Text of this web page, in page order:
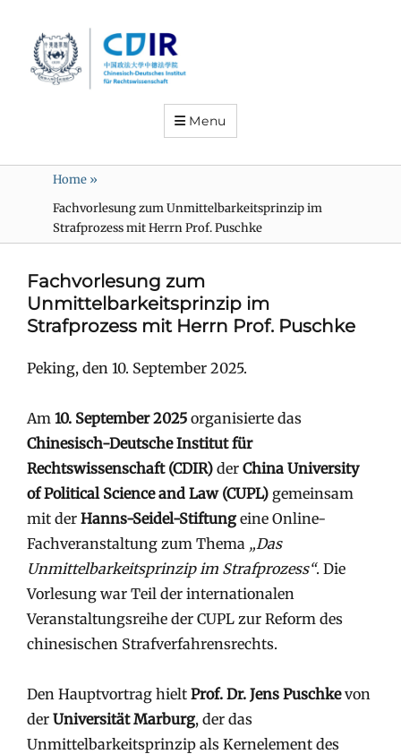
Menu
Home »
Fachvorlesung zum Unmittelbarkeitsprinzip im
Strafprozess mit Herrn Prof. Puschke
Fachvorlesung zum
Unmittelbarkeitsprinzip im
Strafprozess mit Herrn Prof. Puschke
Peking, den 10. September 2025.
Am 10. September 2025 organisierte das
Chinesisch-Deutsche Institut für
Rechtswissenschaft (CDIR) der China University
of Political Science and Law (CUPL) gemeinsam
mit der Hanns-Seidel-Stiftungeine Online-
Fachveranstaltung zum Thema „Das
Unmittelbarkeitsprinzip im Strafprozess“. Die
Vorlesung war Teil der internationalen
Veranstaltungsreihe der CUPL zur Reform des
chinesischen Strafverfahrensrechts.
Den Hauptvortrag hielt Prof. Dr. Jens Puschkevon
der Universität Marburg, der das
Unmittelbarkeitsprinzip als Kernelement des